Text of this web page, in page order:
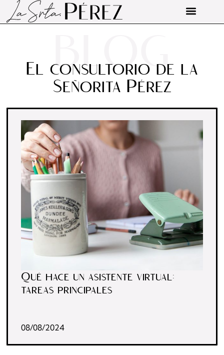
BLOG
El consultorio de la
Señorita Pérez
Qué hace un asistente virtual:
tareas principales
08/08/2024